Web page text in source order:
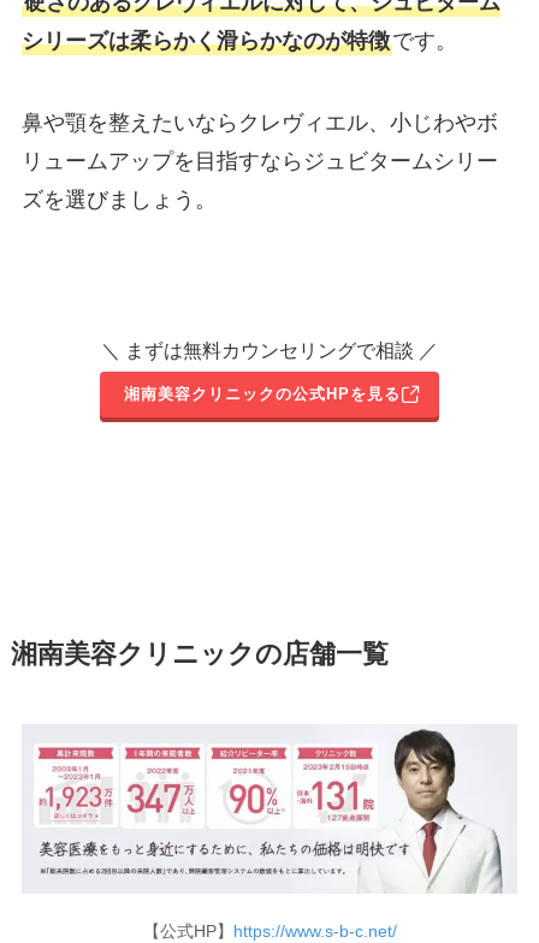
シリーズは柔らかく滑らかなのが特徴です。
鼻や顎を整えたいならクレヴィエル、小じわやボ
リュームアップを目指すならジュビタームシリー
ズを選びましょう。
＼ まずは無料カウンセリングで相談 ／
湘南美容クリニックの公式HPを見る
湘南美容クリニックの店舗一覧
【公式HP】 https://www.s-b-c.net/